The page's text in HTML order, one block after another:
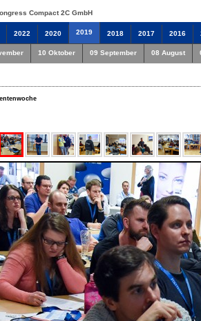
Compact 2C GmbH
2022 2020 2019 2018 2017 2016
10 Oktober 09 September 08 August